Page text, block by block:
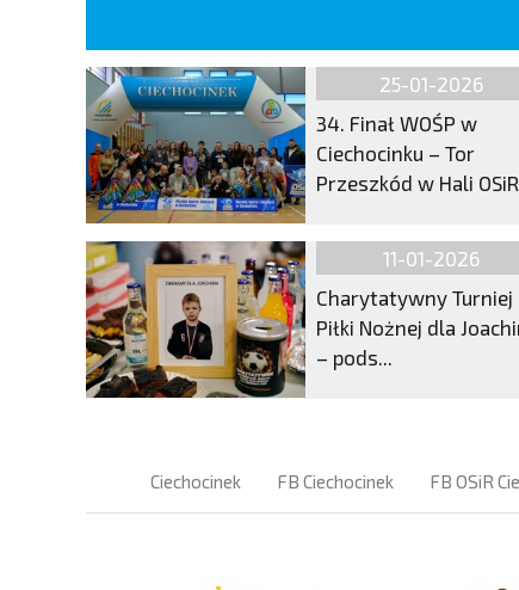
25-01-2026
34. Finał WOŚP w
Ciechocinku – Tor
Przeszkód w Hali OSiR
11-01-2026
Charytatywny Turniej
Piłki Nożnej dla
– pods...
Ciechocinek
FB Ciechocinek FB OSiR